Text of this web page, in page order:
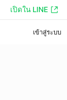
เปิดใน LINE
เข้าสู่ระบบ